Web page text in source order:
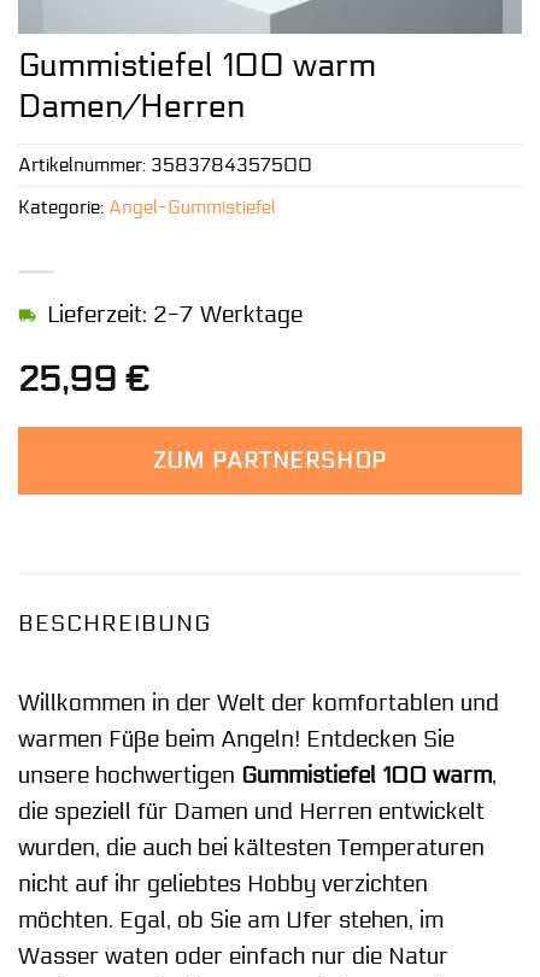
Gummistiefel 100 warm
Damen/Herren
25,99 €
Lieferzeit: 2-7 Werktage
ZUM PARTNERSHOP
Artikelnummer: 3583784357500
Kategorie: Angel-Gummistiefel
BESCHREIBUNG
Willkommen in der Welt der komfortablen und
warmen Füße beim Angeln! Entdecken Sie
unsere hochwertigen Gummistiefel 100 warm,
die speziell für Damen und Herren entwickelt
wurden, die auch bei kältesten Temperaturen
nicht auf ihr geliebtes Hobby verzichten
möchten. Egal, ob Sie am Ufer stehen, im
Wasser waten oder einfach nur die Natur